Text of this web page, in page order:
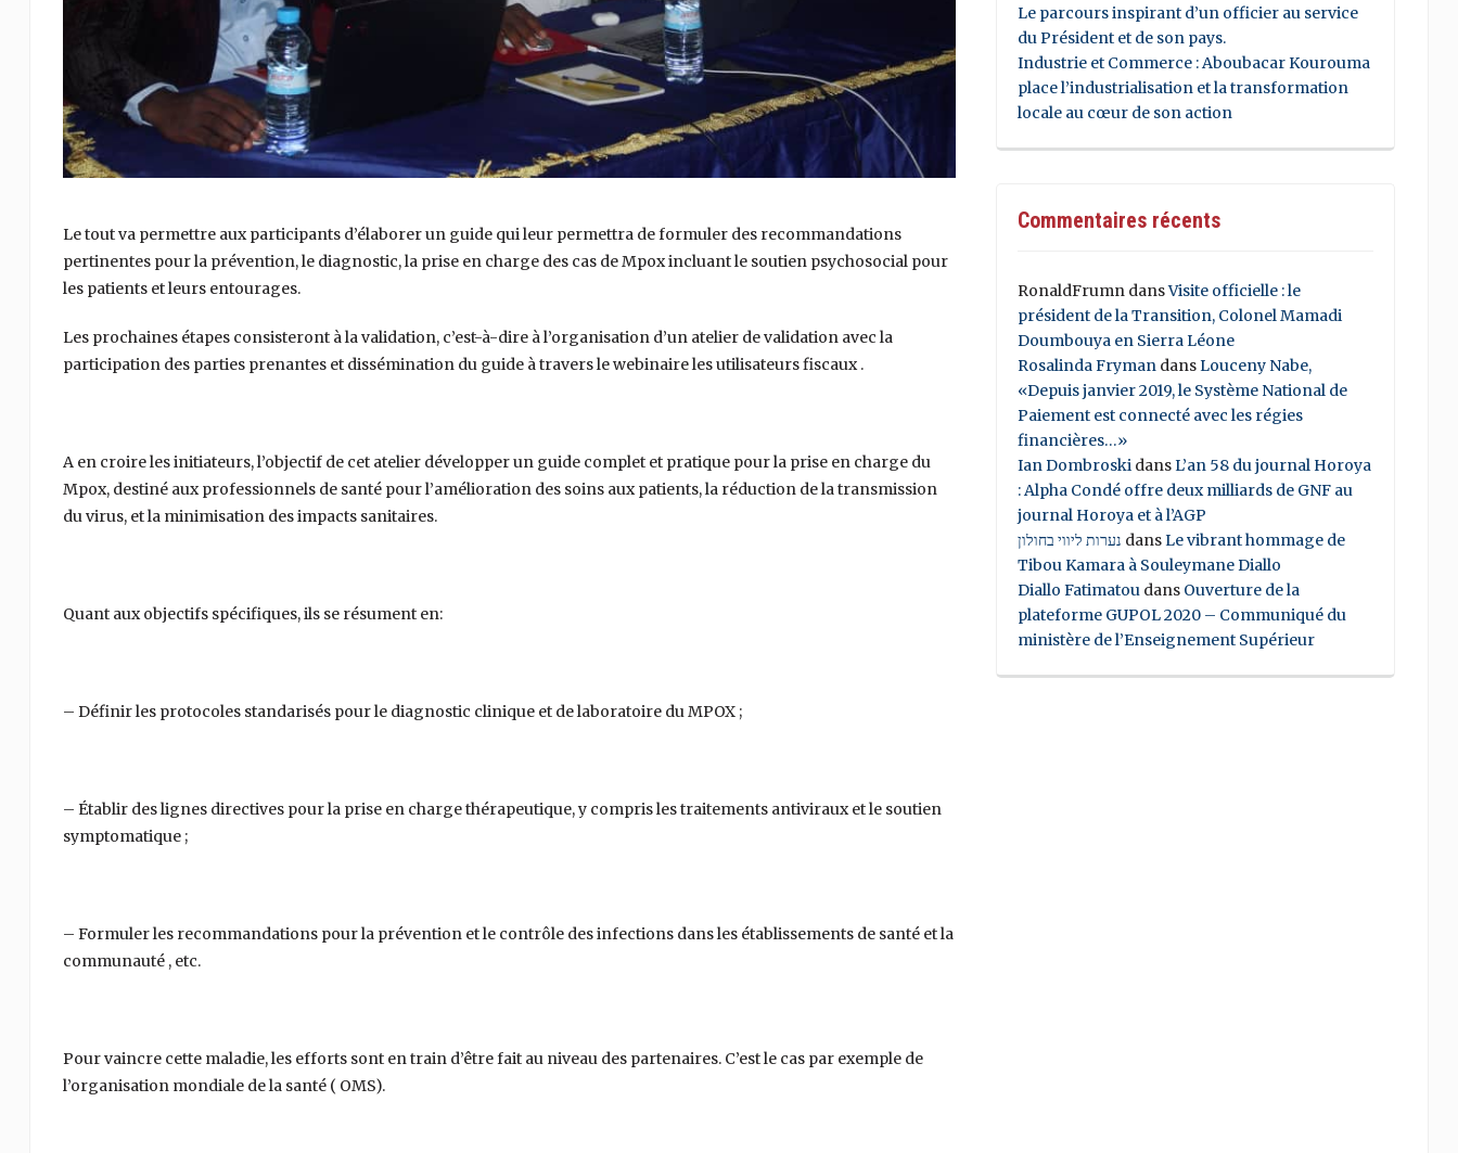
Le tout va permettre aux participants d’élaborer un guide qui leur permettra de formuler des recommandations
pertinentes pour la prévention, le diagnostic, la prise en charge des cas de Mpox incluant le soutien psychosocial pour
les patients et leurs entourages.
Les prochaines étapes consisteront à la validation, c’est-à-dire à l’organisation d’un atelier de validation avec la
participation des parties prenantes et dissémination du guide à travers le webinaire les utilisateurs fiscaux .
A en croire les initiateurs, l’objectif de cet atelier développer un guide complet et pratique pour la prise en charge du
Mpox, destiné aux professionnels de santé pour l’amélioration des soins aux patients, la réduction de la transmission
du virus, et la minimisation des impacts sanitaires.
Quant aux objectifs spécifiques, ils se résument en:
– Définir les protocoles standarisés pour le diagnostic clinique et de laboratoire du MPOX ;
– Établir des lignes directives pour la prise en charge thérapeutique, y compris les traitements antiviraux et le soutien
symptomatique ;
– Formuler les recommandations pour la prévention et le contrôle des infections dans les établissements de santé et la
communauté , etc.
Pour vaincre cette maladie, les efforts sont en train d’être fait au niveau des partenaires. C’est le cas par exemple de
l’organisation mondiale de la santé ( OMS).
Le parcours inspirant d’un officier au service
du Président et de son pays.
Industrie et Commerce : Aboubacar Kourouma
place l’industrialisation et la transformation
locale au cœur de son action
Commentaires récents
RonaldFrumndansVisite officielle : le
président de la Transition, Colonel Mamadi
Doumbouya en Sierra Léone
Rosalinda FrymandansLouceny Nabe,
«Depuis janvier 2019, le Système National de
Paiement est connecté avec les régies
financières…»
Ian DombroskidansL’an 58 du journal Horoya
: Alpha Condé offre deux milliards de GNF au
journal Horoya et à l’AGP
נערות ליווי בחולון dansLe vibrant hommage de
Tibou Kamara à Souleymane Diallo
Diallo Fatimatoudans Ouverture de la
plateforme GUPOL 2020 – Communiqué du
ministère de l’Enseignement Supérieur